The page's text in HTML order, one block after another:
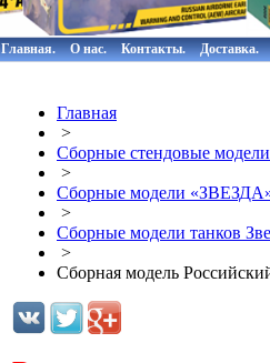
Главная. О нас. Контакты. Доставка.
Главная
>
Сборные стендовые
>
Сборные модели
>
Сборные модели танков
>
Сборная модель